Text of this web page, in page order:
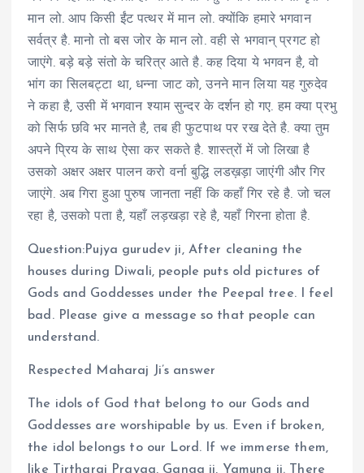
मान लो. आप किसी ईंट पत्थर में मान लो. क्योंकि हमारे भगवान
सर्वत्र है. मानो तो बस जोर के मान लो. वही से भगवान् प्रगट हो
जाएंगे. बड़े बड़े संतो के चरित्र आते है. कह दिया ये भगवन है, वो
भांग का सिलबट्टा था, धन्ना जाट को, उनने मान लिया यह गुरुदेव
ने कहा है, उसी में भगवान श्याम सुन्दर के दर्शन हो गए. हम क्या प्रभु
को सिर्फ छवि भर मानते है, तब ही फुटपाथ पर रख देते है. क्या तुम
अपने प्रिय के साथ ऐसा कर सकते है. शास्त्रों में जो लिखा है
उसको अक्षर अक्षर पालन करो वर्ना बुद्धि लडख़ड़ा जाएंगी और गिर
जाएंगे. अब गिरा हुआ पुरुष जानता नहीं कि कहाँ गिर रहे है. जो चल
रहा है, उसको पता है, यहाँ लड़खड़ा रहे है, यहाँ गिरना होता है.
Question:Pujya gurudev ji, After cleaning the
houses during Diwali, people puts old pictures of
Gods and Goddesses under the Peepal tree. I feel
bad. Please give a message so that people can
understand.
Respected Maharaj Ji’s answer
The idols of God that belong to our Gods and
Goddesses are worshipable by us. Even if broken,
the idol belongs to our Lord. If we immerse them,
like Tirtharaj Prayag, Ganga ji, Yamuna ji. There